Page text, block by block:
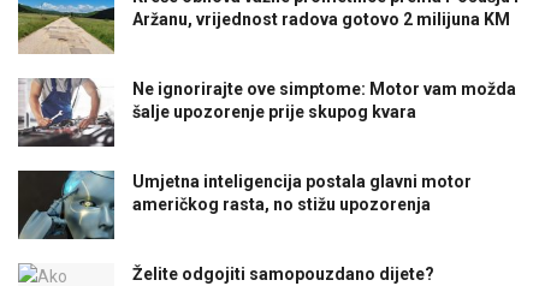
Aržanu, vrijednost radova gotovo 2 milijuna KM
Ne ignorirajte ove simptome: Motor vam možda
šalje upozorenje prije skupog kvara
Umjetna inteligencija postala glavni motor
američkog rasta, no stižu upozorenja
Želite odgojiti samopouzdano dijete?